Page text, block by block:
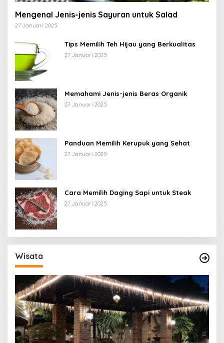
Mengenal Jenis-jenis Sayuran untuk Salad
27 Januari 2025
Tips Memilih Teh Hijau yang Berkualitas
27 Januari 2025
Memahami Jenis-jenis Beras Organik
27 Januari 2025
Panduan Memilih Kerupuk yang Sehat
27 Januari 2025
Cara Memilih Daging Sapi untuk Steak
27 Januari 2025
Wisata